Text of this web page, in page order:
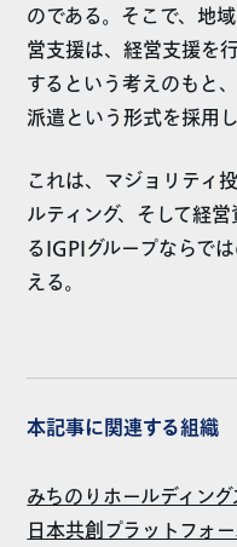
のである。そこで、地
営支援は、経営支援を
するという考えのもと
派遣という形式を採用し
これは、マジョリティ
ルティング、そして経
るIGPIグループならで
える。
本記事に関連する組織
みちのりホールディン
日本共創プラットフォ